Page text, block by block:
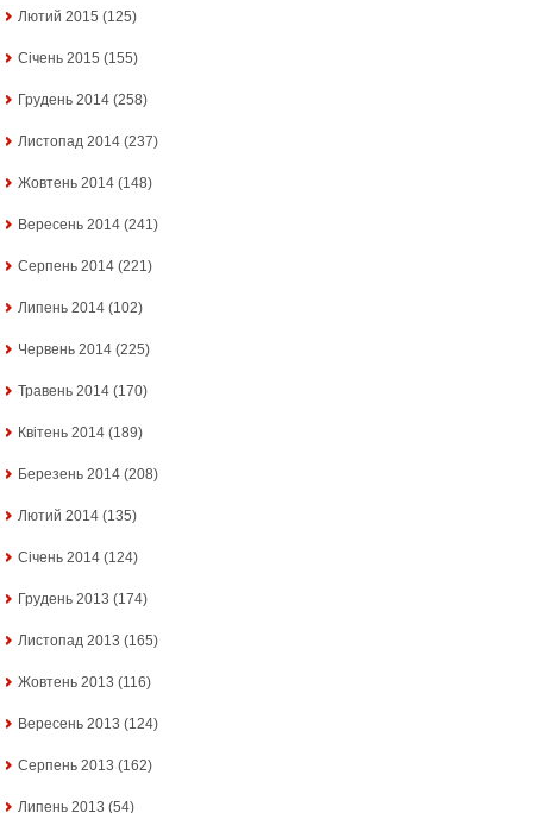
Лютий 2015 (125)
Січень 2015 (155)
Грудень 2014 (258)
Листопад 2014 (237)
Жовтень 2014 (148)
Вересень 2014 (241)
Серпень 2014 (221)
Липень 2014 (102)
Червень 2014 (225)
Травень 2014 (170)
Квітень 2014 (189)
Березень 2014 (208)
Лютий 2014 (135)
Січень 2014 (124)
Грудень 2013 (174)
Листопад 2013 (165)
Жовтень 2013 (116)
Вересень 2013 (124)
Серпень 2013 (162)
Липень 2013 (54)